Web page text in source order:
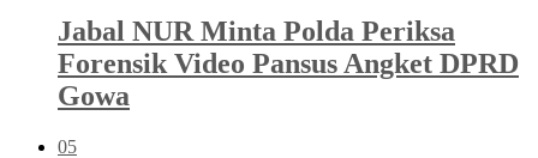
Jabal NUR Minta Polda Periksa
Forensik Video Pansus Angket DPRD
Gowa
05